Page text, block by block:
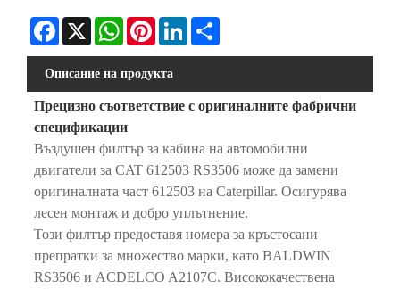
Facebook
X WhatsAppPinterestLinkedIn
Описание на продукта
Прецизно съответствие с оригиналните фабрични
спецификации
Въздушен филтър за кабина на автомобилни
двигатели за CAT 612503 RS3506 може да замени
оригиналната част 612503 на Caterpillar. Осигурява
лесен монтаж и добро уплътнение.
Този филтър предоставя номера за кръстосани
препратки за множество марки, като BALDWIN
RS3506 и ACDELCO A2107C. Висококачествена